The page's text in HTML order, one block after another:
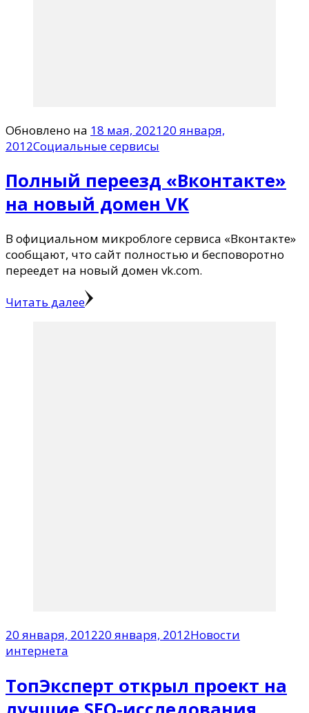
Обновлено на 18 мая, 202120 января,
2012Социальные сервисы
Полный переезд «Вконтакте»
на новый домен VK
В официальном микроблоге сервиса «Вконтакте»
сообщают, что сайт полностью и бесповоротно
переедет на новый домен vk.com.
Читать далее
20 января, 201220 января, 2012Новости
интернета
ТопЭксперт открыл проект на